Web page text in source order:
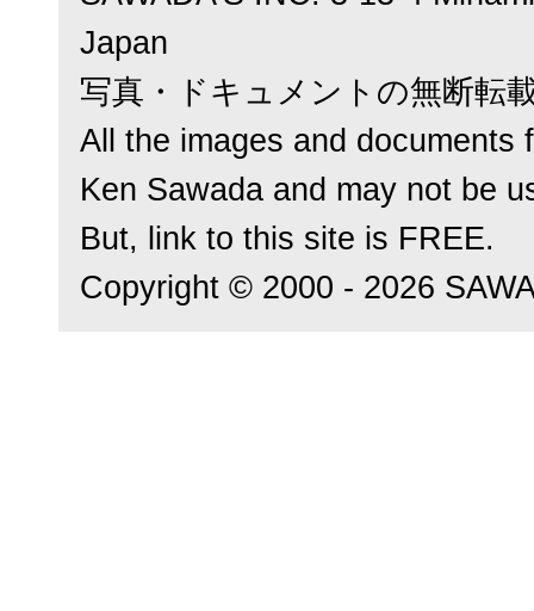
Japan
写真・ドキュメントの無断転
All the images and documents
Ken Sawada and may not be
But, link to this site is FREE.
Copyright © 2000 - 2026